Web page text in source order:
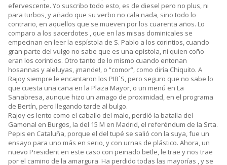
efervescente. Yo suscribo todo esto, es de diesel pero no plus, ni
para turbos, y añado que su verbo no cala nada, sino todo lo
contrario, en aquellos que se mueven por los cuarenta años. Lo
comparo a los sacerdotes , que en las misas dominicales se
empecinan en leer la espístola de S. Pablo a los corintios, cuando
gran parte del vulgo no sabe que es una epístola, ni quien coño
eran los corintios. Otro tanto de lo mismo cuando entonan
hosannas y aleluyas, ¡mande!, o “comor”, como diría Chiquito. A
Rajoy siempre le encantaron los PIB´S, pero seguro que no sabe lo
que cuesta una caña en la Plaza Mayor, o un menú en La
Sanabresa, aunque hizo un amago de proximidad, en el programa
de Bertín, pero llegando tarde al bulgo.
Rajoy es lento como el caballo del malo, perdió la batalla del
Gamonal en Burgos, la del 15 M en Madrid, el referéndum de la Srta.
Pepis en Cataluña, porque el del tupé se salió con la suya, fue un
ensayo para uno más en serio, y con urnas de plástico. Ahora, un
nuevo President en este caso con peinado betle, le trae y nos trae
por el camino de la amargura. Ha perdido todas las mayorías , y se